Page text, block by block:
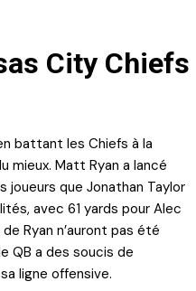
City Chiefs
battant les Chiefs à la
mieux. Matt Ryan a lancé
joueurs que Jonathan Taylor
avec 61 yards pour Alec
Ryan n’auront pas été
QB a des soucis de
ligne offensive.